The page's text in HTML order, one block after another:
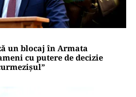
un blocaj în Armata
cu putere de decizie